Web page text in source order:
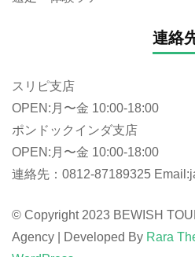
連絡
スリピ支店
OPEN:月〜金 10:00-18:00
ポンドックインダ支店
OPEN:月〜金 10:00-18:00
連絡先：0812-87189325
© Copyright 2023 BEWISH
Agency | Developed By Rara